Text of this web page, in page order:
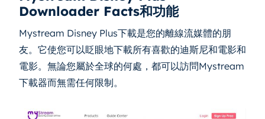
Downloader Facts和功能
Mystream Disney Plus下載是您的離線流媒體的朋
友。它使您可以眨眼地下載所有喜歡的迪斯尼和電影和
電影。無論您屬於全球的何處，都可以訪問Mystream
下載器而無需任何限制。